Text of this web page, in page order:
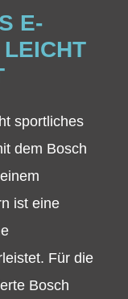
E-
sportliches
dem Bosch
ist eine
Für die
Bosch